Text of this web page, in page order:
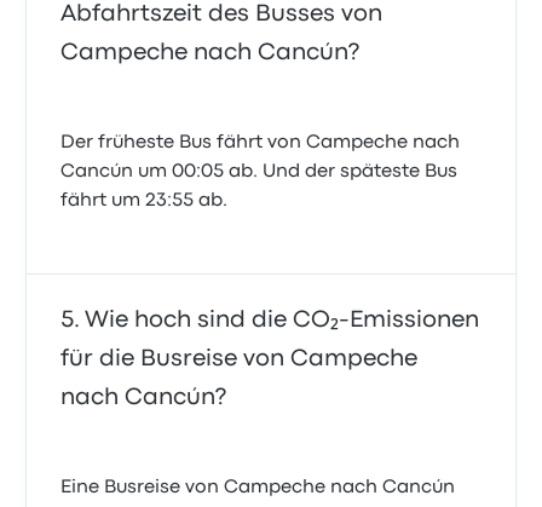
Abfahrtszeit des Busses von
Campeche nach Cancún?
Der früheste Bus fährt von Campeche nach
Cancún um 00:05 ab. Und der späteste Bus
fährt um 23:55 ab.
Wie hoch sind die CO₂-Emissionen
für die Busreise von Campeche
nach Cancún?
Eine Busreise von Campeche nach Cancún